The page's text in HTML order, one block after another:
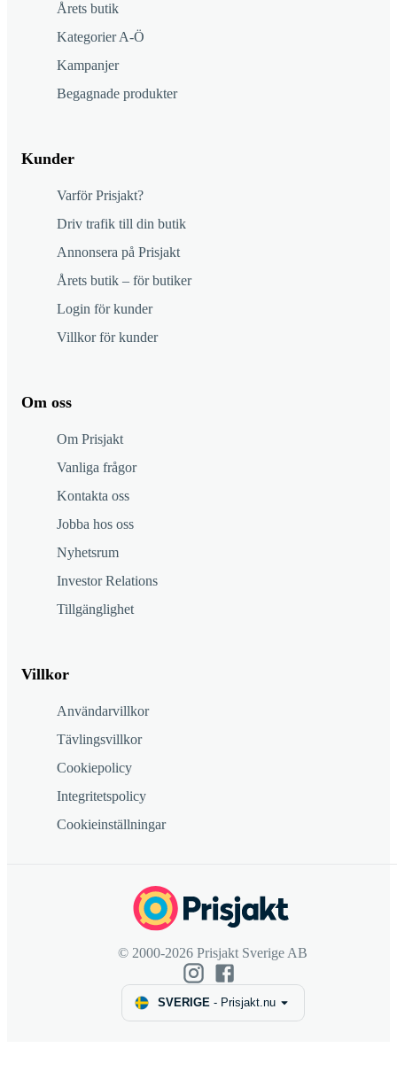
Årets butik
Kategorier A-Ö
Kampanjer
Begagnade produkter
Kunder
Varför Prisjakt?
Driv trafik till din butik
Annonsera på Prisjakt
Årets butik – för butiker
Login för kunder
Villkor för kunder
Om oss
Om Prisjakt
Vanliga frågor
Kontakta oss
Jobba hos oss
Nyhetsrum
Investor Relations
Tillgänglighet
Villkor
Användarvillkor
Tävlingsvillkor
Cookiepolicy
Integritetspolicy
Cookieinställningar
© 2000-2026 Prisjakt Sverige AB
SVERIGE- Prisjakt.nu